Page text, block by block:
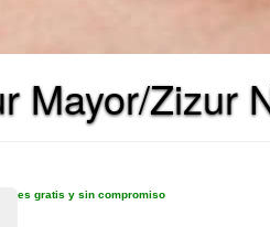
Mayor/Zizur
es gratis y sin compromiso